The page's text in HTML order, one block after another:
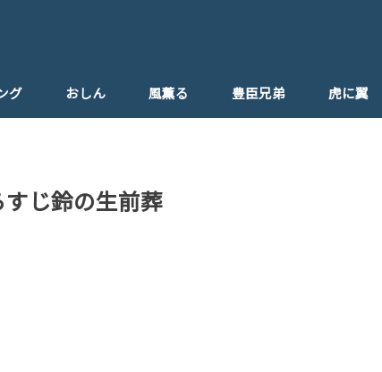
グ おしん 風薫る 豊臣兄弟 虎に翼
じ鈴の生前葬